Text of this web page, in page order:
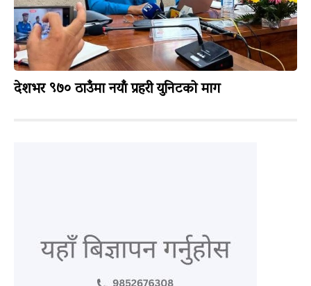
देशभर ९७० ठाउँमा नयाँ प्रहरी युनिटको माग